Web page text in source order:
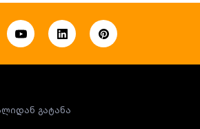
გატანა